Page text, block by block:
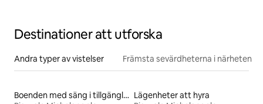
Destinationer att utforska
Andra typer av vistelser Främsta sevärdheterna i närheten
Boenden med säng i tillgänglighetsanpassad höjd Lägenheter att hyra